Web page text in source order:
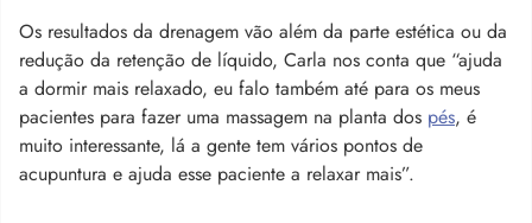
Os resultados da drenagem vão além da parte estética ou da
redução da retenção de líquido, Carla nos conta que “ajuda
a dormir mais relaxado, eu falo também até para os meus
pacientes para fazer uma massagem na planta dos pés, é
muito interessante, lá a gente tem vários pontos de
acupuntura e ajuda esse paciente a relaxar mais”.